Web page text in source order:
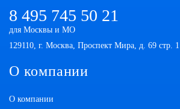
8 495 745 50 21
для Москвы и МО
129110, г. Москва, Проспект Мира, д. 69 стр. 1
О компании
О компании